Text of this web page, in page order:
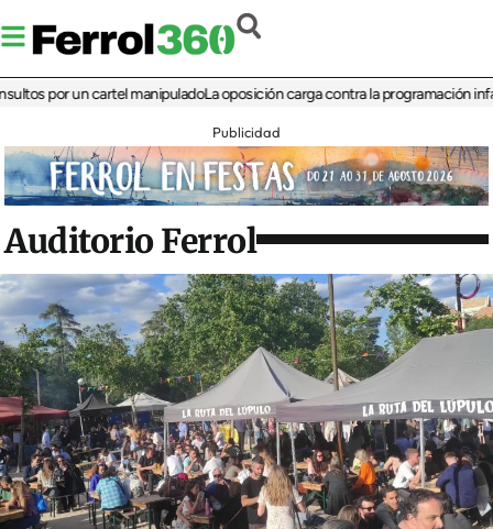
por un cartel manipuladoLa oposición carga contra la programación infantil
Publicidad
Auditorio Ferrol